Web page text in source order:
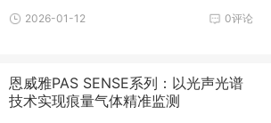
0评论
2026-01-12
恩威雅PAS SENSE系列：以光声光谱
技术实现痕量气体精准监测